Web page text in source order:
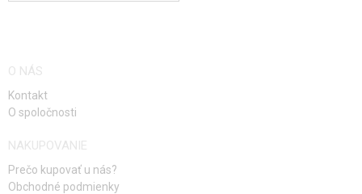
O NÁS
Kontakt
O spoločnosti
NAKUPOVANIE
Prečo kupovať u nás?
Obchodné podmienky